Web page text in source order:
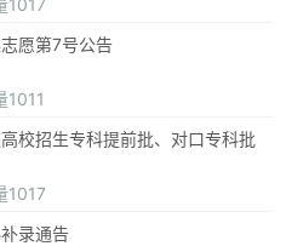
1017
愿第7号公告
1011
校招生专科提前批、对口专科批
1017
录通告